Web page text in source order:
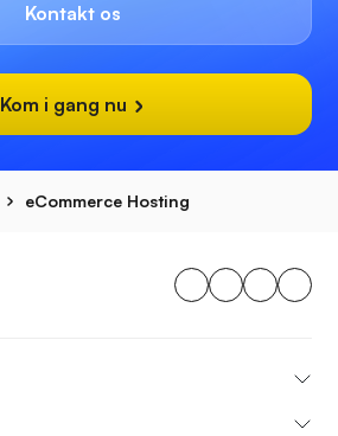
Kontakt os
Kom i gang nu
eCommerce Hosting